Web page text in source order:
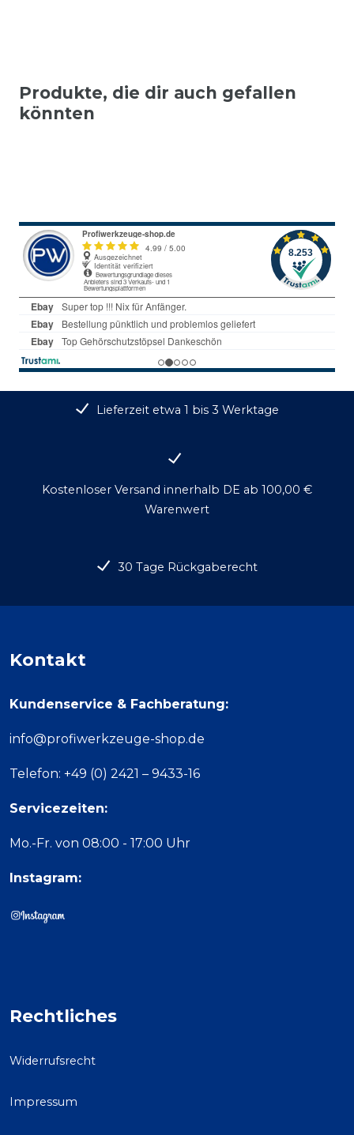
Produkte, die dir auch gefallen
könnten
Lieferzeit etwa 1 bis 3 Werktage
Kostenloser Versand innerhalb DE ab 100,00 €
Warenwert
30 Tage Rückgaberecht
Kontakt
Kundenservice & Fachberatung:
info@profiwerkzeuge-shop.de
Telefon: +49 (0) 2421 – 9433-16
Servicezeiten:
Mo.-Fr. von 08:00 - 17:00 Uhr
Instagram:
Rechtliches
Widerrufsrecht
Impressum